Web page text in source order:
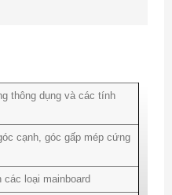
thông dụng và các tính
cạnh, góc gấp mép cứng
loại mainboard